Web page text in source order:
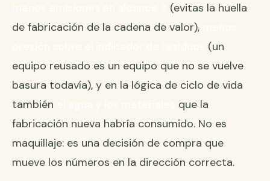
(evitas la huella
de fabricación de la cadena de valor),
(un
equipo reusado es un equipo que no se vuelve
basura todavía), y en la lógica de ciclo de vida
también
que la
fabricación nueva habría consumido. No es
maquillaje: es una decisión de compra que
mueve los números en la dirección correcta.